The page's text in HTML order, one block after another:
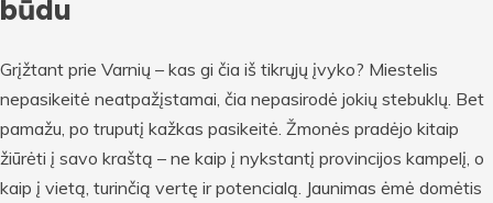
būdu
Grįžtant prie Varnių – kas gi čia iš tikrųjų įvyko? Miestelis
nepasikeitė neatpažįstamai, čia nepasirodė jokių stebuklų. Bet
pamažu, po truputį kažkas pasikeitė. Žmonės pradėjo kitaip
žiūrėti į savo kraštą – ne kaip į nykstantį provincijos kampelį, o
kaip į vietą, turinčią vertę ir potencialą. Jaunimas ėmė domėtis